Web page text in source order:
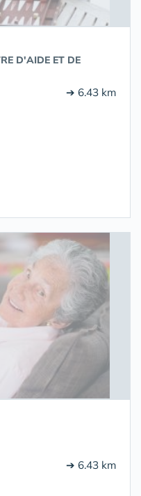
D'AIDE ET DE
➔ 6.43 km
➔ 6.43 km